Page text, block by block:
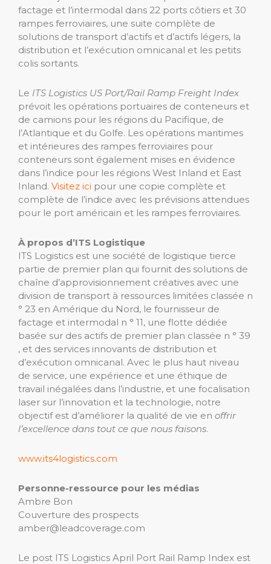
factage et l’intermodal dans 22 ports côtiers et 30
rampes ferroviaires, une suite complète de
solutions de transport d’actifs et d’actifs légers, la
distribution et l’exécution omnicanal et les petits
colis sortants.
Le ITS Logistics US Port/Rail Ramp Freight Index
prévoit les opérations portuaires de conteneurs et
de camions pour les régions du Pacifique, de
l’Atlantique et du Golfe. Les opérations maritimes
et intérieures des rampes ferroviaires pour
conteneurs sont également mises en évidence
dans l’indice pour les régions West Inland et East
Inland. Visitez ici pour une copie complète et
complète de l’indice avec les prévisions attendues
pour le port américain et les rampes ferroviaires.
À propos d’ITS Logistique
ITS Logistics est une société de logistique tierce
partie de premier plan qui fournit des solutions de
chaîne d’approvisionnement créatives avec une
division de transport à ressources limitées classée n
° 23 en Amérique du Nord, le fournisseur de
factage et intermodal n ° 11, une flotte dédiée
basée sur des actifs de premier plan classée n ° 39
, et des services innovants de distribution et
d’exécution omnicanal. Avec le plus haut niveau
de service, une expérience et une éthique de
travail inégalées dans l’industrie, et une focalisation
laser sur l’innovation et la technologie, notre
objectif est d’améliorer la qualité de vie en offrir
l’excellence dans tout ce que nous faisons.
www.its4logistics.com
Personne-ressource pour les médias
Ambre Bon
Couverture des prospects
amber@leadcoverage.com
Le post ITS Logistics April Port Rail Ramp Index est